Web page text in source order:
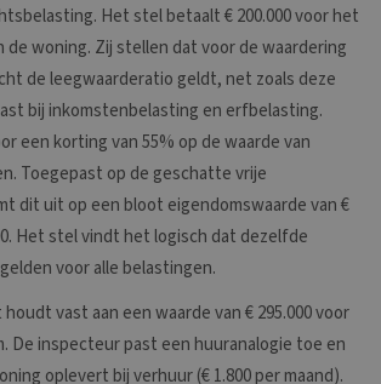
Het stel betaalt € 200.000 voor het
de woning. Zij stellen dat voor de waardering
de leegwaarderatio geldt, net zoals deze
bij inkomstenbelasting en erfbelasting.
een korting van 55% op de waarde van
Toegepast op de geschatte vrije
dit uit op een bloot eigendomswaarde van €
Het stel vindt het logisch dat dezelfde
voor alle belastingen.
vast aan een waarde van € 295.000 voor
De inspecteur past een huuranalogie toe en
oplevert bij verhuur (€ 1.800 per maand).